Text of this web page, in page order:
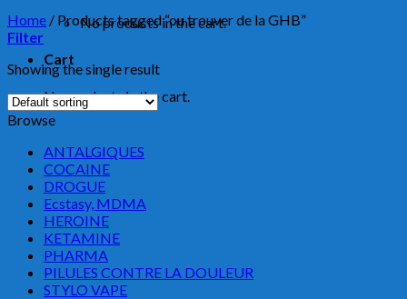
No products in the cart.
Cart
No products in the cart.
Home / Products tagged “ou trouver de la GHB”
Filter
Showing the single result
Browse
ANTALGIQUES
COCAINE
DROGUE
Ecstasy, MDMA
HEROINE
KETAMINE
PHARMA
PILULES CONTRE LA DOULEUR
STYLO VAPE